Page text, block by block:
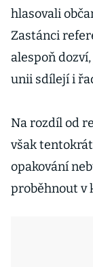
hlasovali
Zastánci
alespoň
unii sdílejí i
Na rozdíl od
však
opakování
proběhnout v